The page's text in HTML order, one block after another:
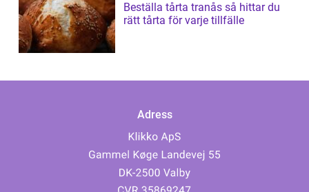
Beställa tårta tranås så hittar du
rätt tårta för varje tillfälle
Adress